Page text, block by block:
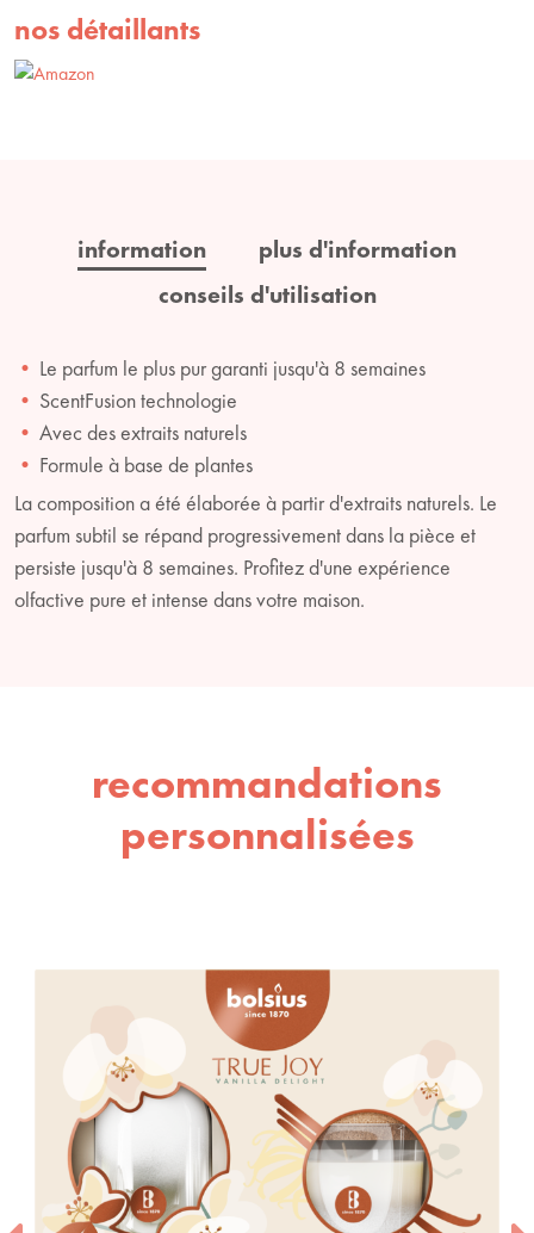
nos détaillants
information
plus d'information
conseils d'utilisation
Le parfum le plus pur garanti jusqu'à 8 semaines
ScentFusion technologie
Avec des extraits naturels
Formule à base de plantes
La composition a été élaborée à partir d'extraits naturels. Le
parfum subtil se répand progressivement dans la pièce et
persiste jusqu'à 8 semaines. Profitez d'une expérience
olfactive pure et intense dans votre maison.
recommandations
personnalisées